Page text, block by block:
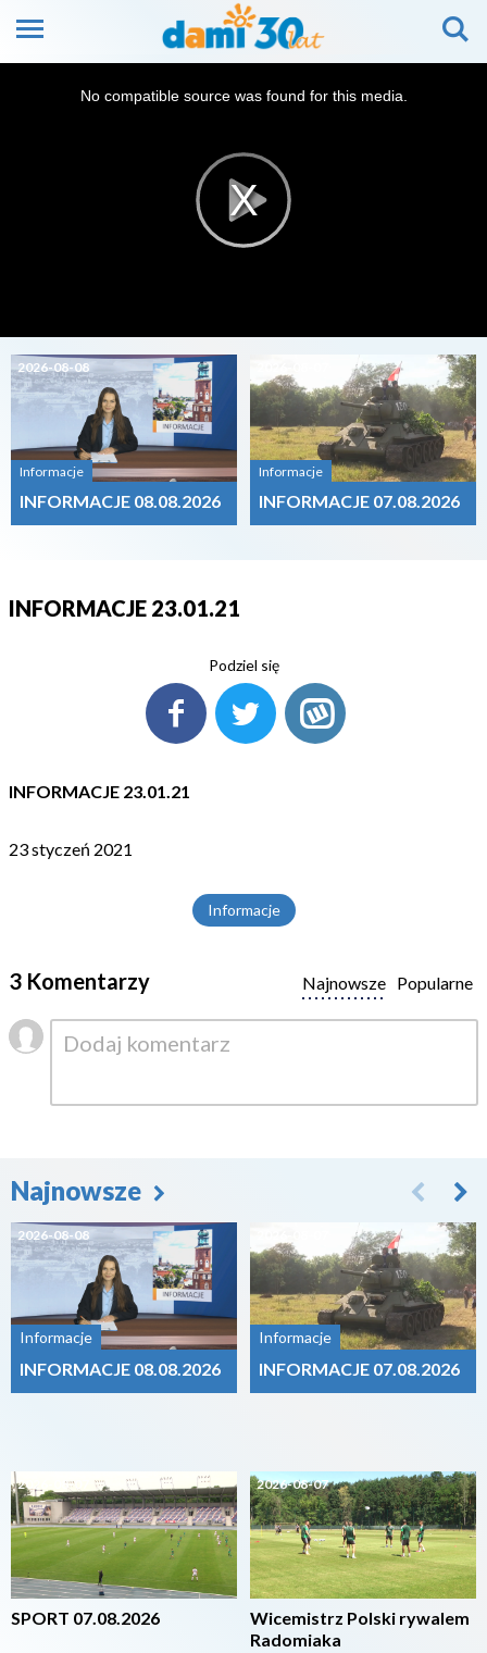
No compatible source was found for this media.
2026-08-08
Informacje
INFORMACJE 08.08.2026
Informacje
INFORMACJE 07.08.2026
INFORMACJE 23.01.21
Podziel się
INFORMACJE 23.01.21
23 styczeń 2021
Informacje
3 Komentarzy Popularne
Najnowsze
Najnowsze
2026-08-08
Informacje
INFORMACJE 08.08.2026
2026-08-07
SPORT 07.08.2026
Informacje
INFORMACJE 07.08.2026
2026-08-07
Wicemistrz Polski rywalem
Radomiaka